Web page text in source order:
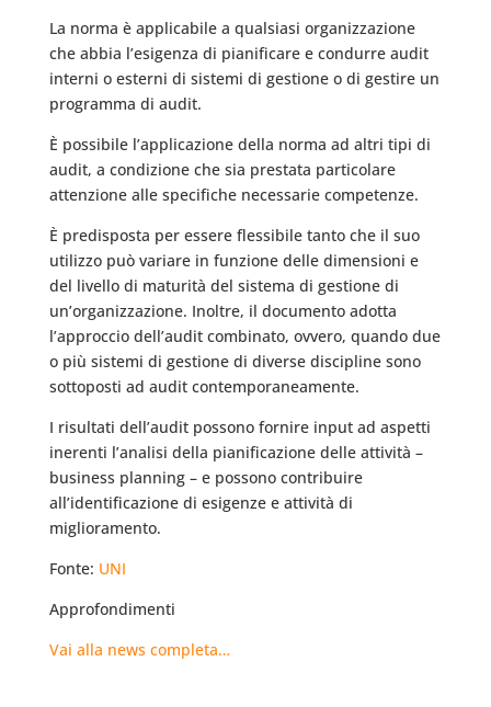
La norma è applicabile a qualsiasi organizzazione
che abbia l’esigenza di pianificare e condurre audit
interni o esterni di sistemi di gestione o di gestire un
programma di audit.
È possibile l’applicazione della norma ad altri tipi di
audit, a condizione che sia prestata particolare
attenzione alle specifiche necessarie competenze.
È predisposta per essere flessibile tanto che il suo
utilizzo può variare in funzione delle dimensioni e
del livello di maturità del sistema di gestione di
un’organizzazione. Inoltre, il documento adotta
l’approccio dell’audit combinato, ovvero, quando due
o più sistemi di gestione di diverse discipline sono
sottoposti ad audit contemporaneamente.
I risultati dell’audit possono fornire input ad aspetti
inerenti l’analisi della pianificazione delle attività –
business planning – e possono contribuire
all’identificazione di esigenze e attività di
miglioramento.
Fonte: UNI
Approfondimenti
Vai alla news completa…